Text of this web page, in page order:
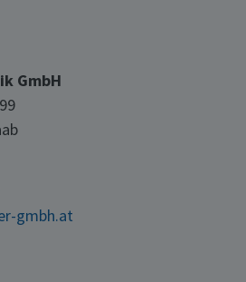
GmbH
gmbh.at